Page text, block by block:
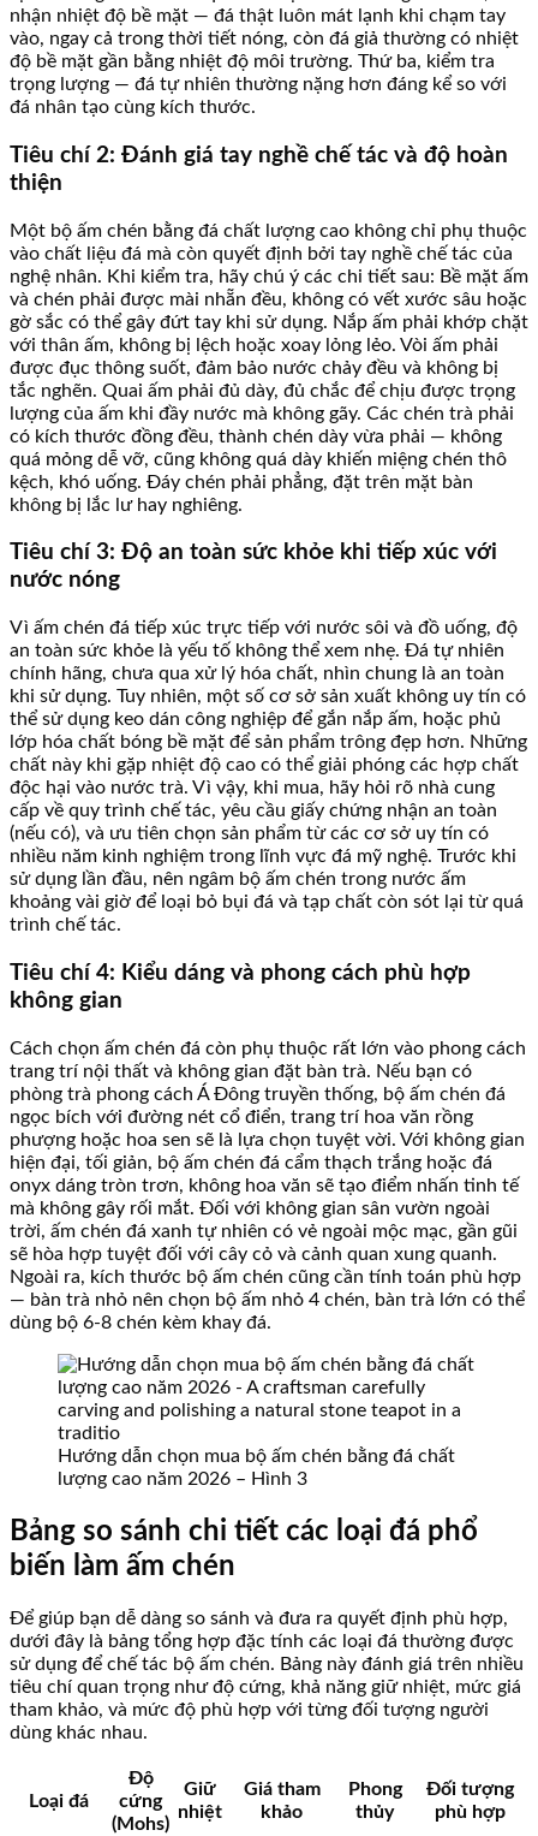
nhận nhiệt độ bề mặt — đá thật luôn mát lạnh khi chạm tay
vào, ngay cả trong thời tiết nóng, còn đá giả thường có nhiệt
độ bề mặt gần bằng nhiệt độ môi trường. Thứ ba, kiểm tra
trọng lượng — đá tự nhiên thường nặng hơn đáng kể so với
đá nhân tạo cùng kích thước.
Tiêu chí 2: Đánh giá tay nghề chế tác và độ hoàn
thiện
Một bộ ấm chén bằng đá chất lượng cao không chỉ phụ thuộc
vào chất liệu đá mà còn quyết định bởi tay nghề chế tác của
nghệ nhân. Khi kiểm tra, hãy chú ý các chi tiết sau: Bề mặt ấm
và chén phải được mài nhẵn đều, không có vết xước sâu hoặc
gờ sắc có thể gây đứt tay khi sử dụng. Nắp ấm phải khớp chặt
với thân ấm, không bị lệch hoặc xoay lỏng lẻo. Vòi ấm phải
được đục thông suốt, đảm bảo nước chảy đều và không bị
tắc nghẽn. Quai ấm phải đủ dày, đủ chắc để chịu được trọng
lượng của ấm khi đầy nước mà không gãy. Các chén trà phải
có kích thước đồng đều, thành chén dày vừa phải — không
quá mỏng dễ vỡ, cũng không quá dày khiến miệng chén thô
kệch, khó uống. Đáy chén phải phẳng, đặt trên mặt bàn
không bị lắc lư hay nghiêng.
Tiêu chí 3: Độ an toàn sức khỏe khi tiếp xúc với
nước nóng
Vì ấm chén đá tiếp xúc trực tiếp với nước sôi và đồ uống, độ
an toàn sức khỏe là yếu tố không thể xem nhẹ. Đá tự nhiên
chính hãng, chưa qua xử lý hóa chất, nhìn chung là an toàn
khi sử dụng. Tuy nhiên, một số cơ sở sản xuất không uy tín có
thể sử dụng keo dán công nghiệp để gắn nắp ấm, hoặc phủ
lớp hóa chất bóng bề mặt để sản phẩm trông đẹp hơn. Những
chất này khi gặp nhiệt độ cao có thể giải phóng các hợp chất
độc hại vào nước trà. Vì vậy, khi mua, hãy hỏi rõ nhà cung
cấp về quy trình chế tác, yêu cầu giấy chứng nhận an toàn
(nếu có), và ưu tiên chọn sản phẩm từ các cơ sở uy tín có
nhiều năm kinh nghiệm trong lĩnh vực đá mỹ nghệ. Trước khi
sử dụng lần đầu, nên ngâm bộ ấm chén trong nước ấm
khoảng vài giờ để loại bỏ bụi đá và tạp chất còn sót lại từ quá
trình chế tác.
Tiêu chí 4: Kiểu dáng và phong cách phù hợp
không gian
Cách chọn ấm chén đá còn phụ thuộc rất lớn vào phong cách
trang trí nội thất và không gian đặt bàn trà. Nếu bạn có
phòng trà phong cách Á Đông truyền thống, bộ ấm chén đá
ngọc bích với đường nét cổ điển, trang trí hoa văn rồng
phượng hoặc hoa sen sẽ là lựa chọn tuyệt vời. Với không gian
hiện đại, tối giản, bộ ấm chén đá cẩm thạch trắng hoặc đá
onyx dáng tròn trơn, không hoa văn sẽ tạo điểm nhấn tinh tế
mà không gây rối mắt. Đối với không gian sân vườn ngoài
trời, ấm chén đá xanh tự nhiên có vẻ ngoài mộc mạc, gần gũi
sẽ hòa hợp tuyệt đối với cây cỏ và cảnh quan xung quanh.
Ngoài ra, kích thước bộ ấm chén cũng cần tính toán phù hợp
— bàn trà nhỏ nên chọn bộ ấm nhỏ 4 chén, bàn trà lớn có thể
dùng bộ 6-8 chén kèm khay đá.
Hướng dẫn chọn mua bộ ấm chén bằng đá chất
lượng cao năm 2026 – Hình 3
Bảng so sánh chi tiết các loại đá phổ
biến làm ấm chén
Để giúp bạn dễ dàng so sánh và đưa ra quyết định phù hợp,
dưới đây là bảng tổng hợp đặc tính các loại đá thường được
sử dụng để chế tác bộ ấm chén. Bảng này đánh giá trên nhiều
tiêu chí quan trọng như độ cứng, khả năng giữ nhiệt, mức giá
tham khảo, và mức độ phù hợp với từng đối tượng người
dùng khác nhau.
Loại đá
Độ
cứng
(Mohs)
Giữ
nhiệt
Giá tham
khảo
Phong
thủy
Đối tượng
phù hợp